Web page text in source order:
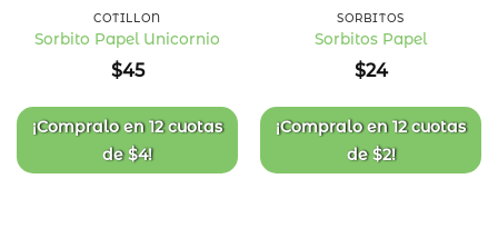
de
deseos
COTILLÓN
Sorbito Papel Unicornio
$45
¡Compralo en12 cuotas
de$4!
de
deseos
SORBITOS
Sorbitos Papel
$24
¡Compralo en12 cuotas
de$2!